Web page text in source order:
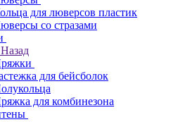
для люверсов пластик
со стразами
Назад
для бейсболок
для комбинезона